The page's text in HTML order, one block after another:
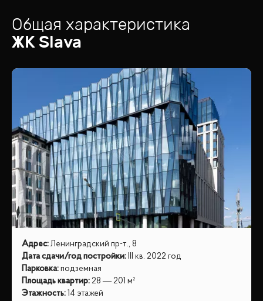
Общая характеристика
ЖК Slava
Адрес: Ленинградский пр-т., 8
Дата сдачи/год постройки: III кв. 2022 год
Парковка: подземная
Площадь квартир: 28 — 201 м²
Этажность: 14 этажей